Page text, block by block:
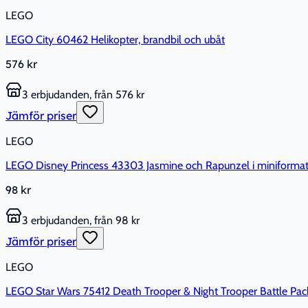
LEGO
LEGO City 60462 Helikopter, brandbil och ubåt
576 kr
3 erbjudanden, från 576 kr
Jämför priser
LEGO
LEGO Disney Princess 43303 Jasmine och Rapunzel i miniformat
98 kr
3 erbjudanden, från 98 kr
Jämför priser
LEGO
LEGO Star Wars 75412 Death Trooper & Night Trooper Battle